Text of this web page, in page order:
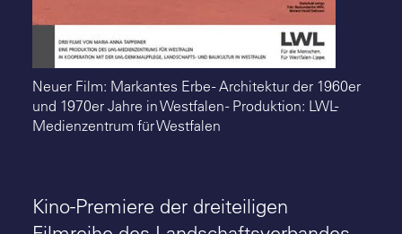
Neuer Film: Markantes Erbe - Architektur der 1960er
und 1970er Jahre in Westfalen - Produktion: LWL-
Medienzentrum für Westfalen
Kino-Premiere der dreiteiligen